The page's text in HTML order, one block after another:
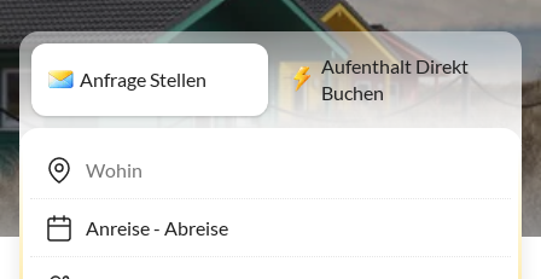
Anfrage Stellen
Aufenthalt Direkt
Buchen
Anreise- Abreise